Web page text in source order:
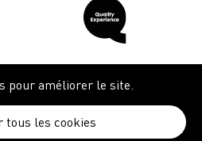
pour améliorer le site.
tous les cookies